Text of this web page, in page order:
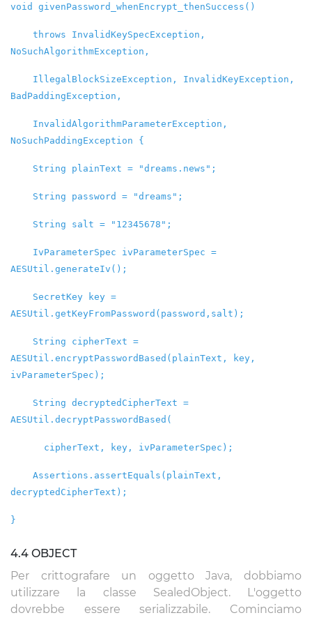
void givenPassword_whenEncrypt_thenSuccess()
throws InvalidKeySpecException,
NoSuchAlgorithmException,
IllegalBlockSizeException, InvalidKeyException,
BadPaddingException,
InvalidAlgorithmParameterException,
NoSuchPaddingException {
String plainText = "dreams.news";
String password = "dreams";
String salt = "12345678";
IvParameterSpec ivParameterSpec =
AESUtil.generateIv();
SecretKey key =
AESUtil.getKeyFromPassword(password,salt);
String cipherText =
AESUtil.encryptPasswordBased(plainText, key,
ivParameterSpec);
String decryptedCipherText =
AESUtil.decryptPasswordBased(
cipherText, key, ivParameterSpec);
Assertions.assertEquals(plainText,
decryptedCipherText);
}
4.4 OBJECT
Per crittografare un oggetto Java, dobbiamo
utilizzare la classe SealedObject. L'oggetto
dovrebbe essere serializzabile. Cominciamo